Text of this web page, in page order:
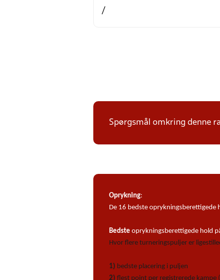
/
Spørgsmål omkring denne
Oprykning:
De 16 bedste
Bedste oprykningsberettigede hold
Hvor flere turneringspuljer er
1) bedste placering i puljen
2) flest point per registrerede kampe